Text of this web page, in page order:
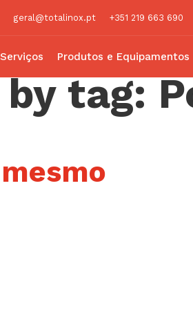
geral@totalinox.pt +351 219 663 690
Serviços Produtos e Equipamentos
tag: